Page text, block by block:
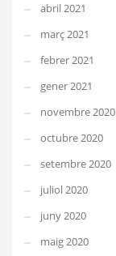
abril 2021
març 2021
febrer 2021
gener 2021
novembre 2020
octubre 2020
setembre 2020
juliol 2020
juny 2020
maig 2020